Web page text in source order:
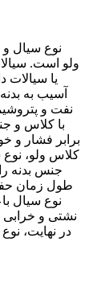
نوع سیال و
ولو است.
یا سیالات
آسیب به
نفت و
با کلاس و
برابر فشار و
کلاس ولو،
جنس بدنه
طول زمان
نوع سیال
نشتی و
در نهایت،